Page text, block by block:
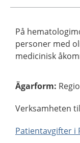
På
personer med
medicinisk
Ägarform:
Verksamheten
Patientavgifter i